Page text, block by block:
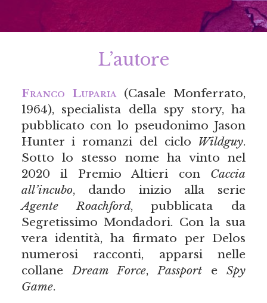
L’autore
Franco Luparia(Casale Monferrato,
1964), specialista della spy story, ha
pubblicato con lo pseudonimo Jason
Hunter i romanzi del ciclo Wildguy.
Sotto lo stesso nome ha vinto nel
2020 il Premio Altieri con Caccia
all’incubo, dando inizio alla serie
Agente Roachford, pubblicata da
Segretissimo Mondadori. Con la sua
vera identità, ha firmato per Delos
numerosi racconti, apparsi nelle
collaneDream Force,Passport eSpy
Game.